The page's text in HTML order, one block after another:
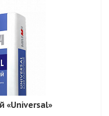
«Universal»